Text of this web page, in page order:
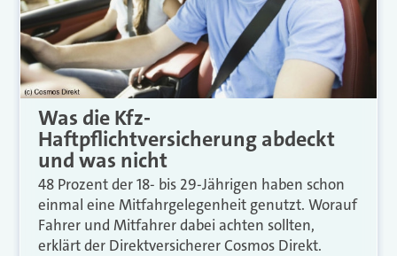
Was die Kfz-
Haftpflichtversicherung abdeckt
und was nicht
48 Prozent der 18- bis 29-Jährigen haben schon
einmal eine Mitfahrgelegenheit genutzt. Worauf
Fahrer und Mitfahrer dabei achten sollten,
erklärt der Direktversicherer Cosmos Direkt.